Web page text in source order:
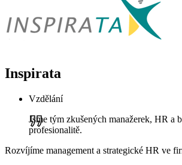
Inspirata
Vzdělání
Jsme tým zkušených manažerek, HR a
profesionalitě.
Rozvíjíme management a strategické HR ve